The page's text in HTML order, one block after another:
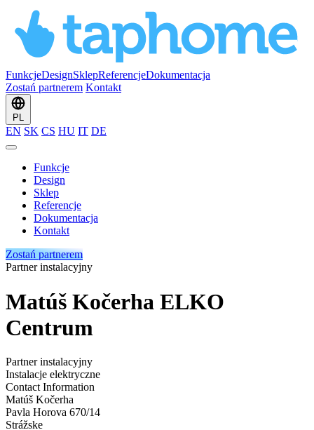
FunkcjeDesignSklepReferencjeDokumentacja
Zostań partnerem Kontakt
PL
EN SK CS HU IT DE
Funkcje
Design
Sklep
Referencje
Dokumentacja
Kontakt
Zostań partnerem
Partner instalacyjny
Matúš Kočerha ELKO
Centrum
Partner instalacyjny
Instalacje elektryczne
Contact Information
Matúš Kočerha
Pavla Horova 670/14
Strážske